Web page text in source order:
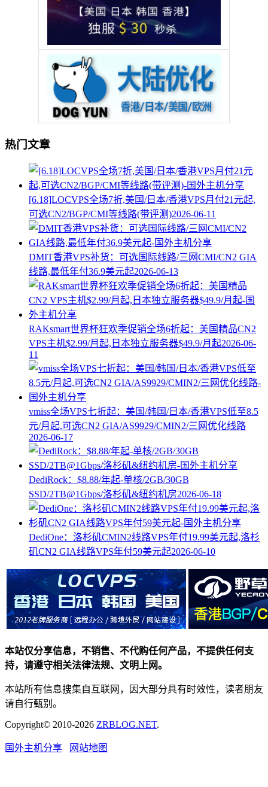
热门文章
[6.18]LOCVPS全场7折,美国/日本/香港VPS月付21元起,
可选CN2/BGP/CMI等线路(带评测)2026-06-11
DMIT香港VPS补货：可选国际线路/三网CMI/CN2 GIA
线路,最低年付36.9美元起2026-06-13
RAKsmart世界杯狂欢季促销全场6折起：美国精品CN2
VPS主机$2.99/月起,日本独立服务器$49.9/月起2026-06-
11
vmiss全场VPS七折起：美国/韩国/日本/香港VPS低至8.5
元/月起,可选CN2 GIA/AS9929/CMIN2/三网优化线路
2026-06-17
DediRock：$8.88/年起-单核/2GB/30GB
SSD/2TB@1Gbps/洛杉矶&纽约机房2026-06-18
DediOne：洛杉矶CMIN2线路VPS年付19.99美元起,洛杉
矶CN2 GIA线路VPS年付59美元起2026-06-10
本站仅分享信息，不销售、不代购任何产品，不提供任何支
持，请遵守相关法律法规、文明上网。
本站所有信息搜集自互联网，因大部分具有时效性，读者朋友
请自行甄别。
Copyright© 2010-2026 ZRBLOG.NET.
国外主机分享 网站地图